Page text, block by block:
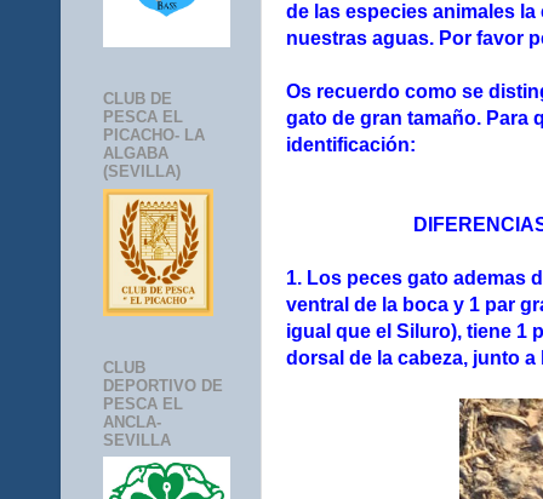
de las especies animales
nuestras aguas. Por favor
Os recuerdo como se
gato de gran tamaño. Para
identificación:
1. Los peces gato ademas
ventral de la boca y 1 par
igual que el Siluro), tiene 1
dorsal de la cabeza, junto
CLUB DE
PESCA EL
PICACHO- LA
ALGABA
(SEVILLA)
CLUB
DEPORTIVO DE
PESCA EL
ANCLA-
SEVILLA